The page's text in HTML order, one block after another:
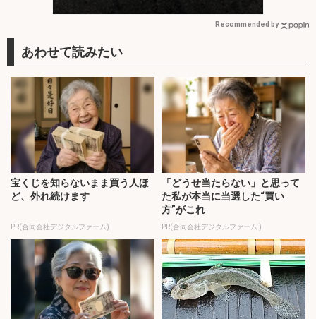
Recommended by
宝くじを知らないまま買う人ほ
ど、外れ続けます
PR(合同会社デジタルファーム)
「どうせ当たらない」と思って
た私が本当に当選した“買い
方”がこれ
PR(合同会社デジタルファーム )